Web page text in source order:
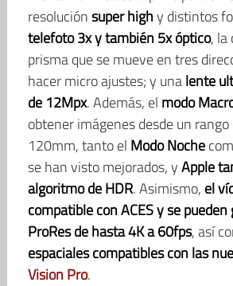
resoluciónsuper highy distintos
telefoto 3x y también 5x óptico, la
prisma que se mueve en tres
hacer micro ajustes; y unalente
de 12Mpx. Además, el modo
obtener imágenes desde un
120mm, tanto el Modo Noche
se han visto mejorados, yApple
algoritmo de HDR. Asimismo, el
compatible con ACES y se
ProRes de hasta 4K a 60fps, así
espaciales compatibles con las
Vision Pro.